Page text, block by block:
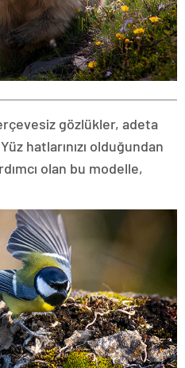
gözlükler, adeta
hatlarınızı olduğundan
olan bu modelle,